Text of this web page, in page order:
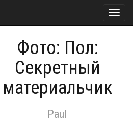
Фото: Пол:
Секретный
материальчик
Paul